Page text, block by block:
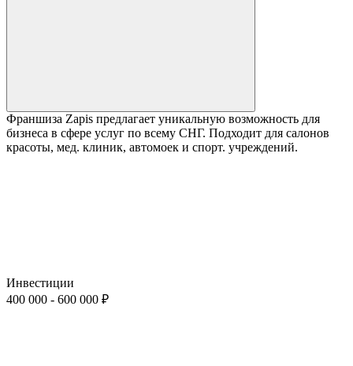
Франшиза Zapis предлагает уникальную возможность для
бизнеса в сфере услуг по всему СНГ. Подходит для салонов
красоты, мед. клиник, автомоек и спорт. учреждений.
Инвестиции
400 000 - 600 000 ₽